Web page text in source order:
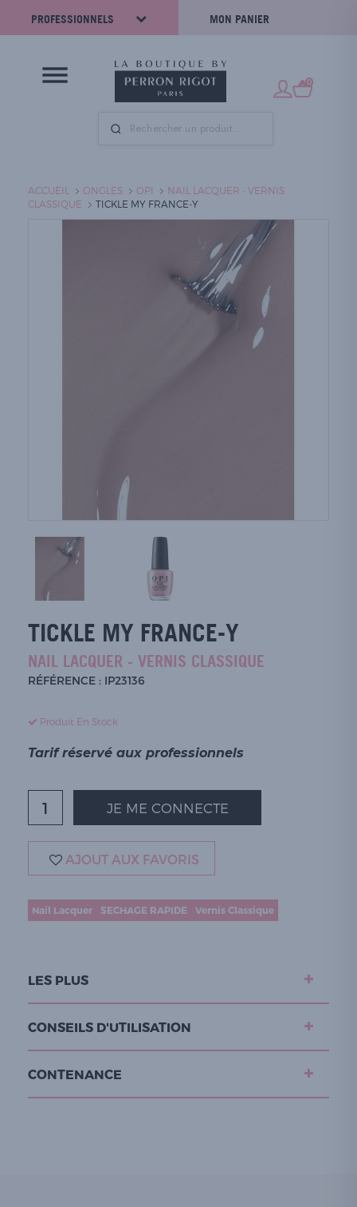
PROFESSIONNELS MON PANIER
0
ACCUEIL ONGLES OPI
NAIL LACQUER - VERNIS
CLASSIQUE
TICKLE MY FRANCE-Y
TICKLE MY FRANCE-Y
NAIL LACQUER - VERNIS CLASSIQUE
RÉFÉRENCE : IP23136
Produit En Stock
Tarif réservé aux professionnels
JE ME CONNECTE
AJOUT AUX FAVORIS
Nail Lacquer SECHAGE RAPIDE Vernis Classique
LES PLUS
CONSEILS D'UTILISATION
CONTENANCE